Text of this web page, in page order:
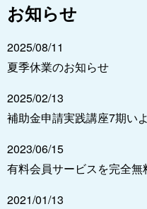
お知らせ
2025/08/11
夏季休業のお知らせ
2025/02/13
補助金申請実践講座7期い
2023/06/15
有料会員サービスを完全無
2021/01/13